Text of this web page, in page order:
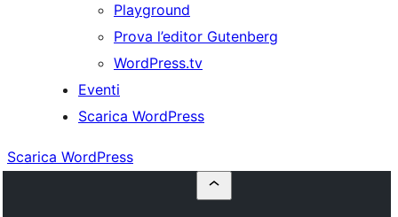
Playground
Prova l’editor Gutenberg
WordPress.tv
Eventi
Scarica WordPress
Scarica WordPress